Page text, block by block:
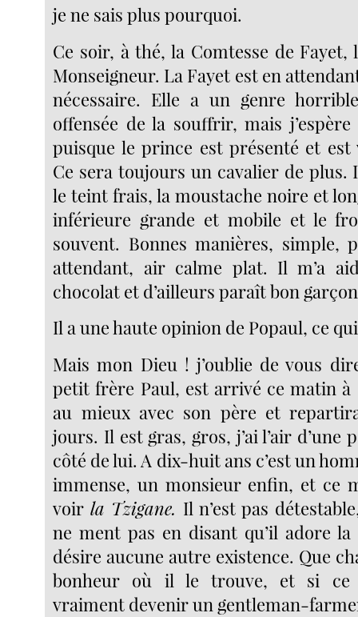
je ne sais plus pourquoi.
Ce soir, à thé, la Comtesse de Fayet,
Monseigneur. La Fayet est en
nécessaire. Elle a un genre
offensée de la souffrir, mais
puisque le prince est présenté et est
Ce sera toujours un cavalier de
le teint frais, la moustache noire et
inférieure grande et mobile et le
souvent. Bonnes manières, simple,
attendant, air calme plat. Il m’a
chocolat et d’ailleurs paraît bon
Il a une haute opinion de Popaul, ce
Mais mon Dieu ! j’oublie de vous
petit frère Paul, est arrivé ce matin à
au mieux avec son père et
jours. Il est gras, gros, j’ai l’air d’une
côté de lui. A dix-huit ans c’est un
immense, un monsieur enfin, et ce
voir la Tzigane. Il n’est pas
ne ment pas en disant qu’il adore la
désire aucune autre existence. Que
bonheur où il le trouve, et si ce
vraiment devenir un gentleman-